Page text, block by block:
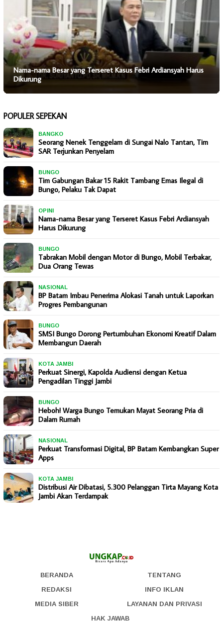
Nama-nama Besar yang Terseret Kasus Febri Ardiansyah Harus
Dikurung
POPULER SEPEKAN
BANGKO
Seorang Nenek Tenggelam di Sungai Nalo Tantan, Tim
SAR Terjunkan Penyelam
BUNGO
Tim Gabungan Bakar 15 Rakit Tambang Emas Ilegal di
Bungo, Pelaku Tak Dapat
OPINI
Nama-nama Besar yang Terseret Kasus Febri Ardiansyah
Harus Dikurung
BUNGO
Tabrakan Mobil dengan Motor di Bungo, Mobil Terbakar,
Dua Orang Tewas
NASIONAL
BP Batam Imbau Penerima Alokasi Tanah untuk Laporkan
Progres Pembangunan
BUNGO
SMSI Bungo Dorong Pertumbuhan Ekonomi Kreatif Dalam
Membangun Daerah
KOTA JAMBI
Perkuat Sinergi, Kapolda Audiensi dengan Ketua
Pengadilan Tinggi Jambi
BUNGO
Heboh! Warga Bungo Temukan Mayat Seorang Pria di
Dalam Rumah
NASIONAL
Perkuat Transformasi Digital, BP Batam Kembangkan Super
Apps
KOTA JAMBI
Distribusi Air Dibatasi, 5.300 Pelanggan Tirta Mayang Kota
Jambi Akan Terdampak
BERANDA
TENTANG
REDAKSI
INFO IKLAN
MEDIA SIBER
LAYANAN DAN PRIVASI
HAK JAWAB